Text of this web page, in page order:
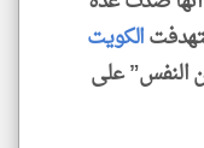
الكويت
النفس” على